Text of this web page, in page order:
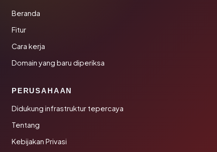
Beranda
Fitur
Cara kerja
Domain yang baru diperiksa
PERUSAHAAN
Didukung infrastruktur tepercaya
Tentang
Kebijakan Privasi